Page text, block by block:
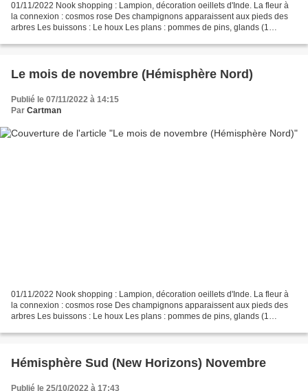
01/11/2022 Nook shopping : Lampion, décoration oeillets d'Inde. La fleur à
la connexion : cosmos rose Des champignons apparaissent aux pieds des
arbres Les buissons : Le houx Les plans : pommes de pins, glands (1
Le mois de novembre (Hémisphère Nord)
Publié le 07/11/2022 à 14:15
Par Cartman
01/11/2022 Nook shopping : Lampion, décoration oeillets d'Inde. La fleur à
la connexion : cosmos rose Des champignons apparaissent aux pieds des
arbres Les buissons : Le houx Les plans : pommes de pins, glands (1
Hémisphère Sud (New Horizons) Novembre
Publié le 25/10/2022 à 17:43